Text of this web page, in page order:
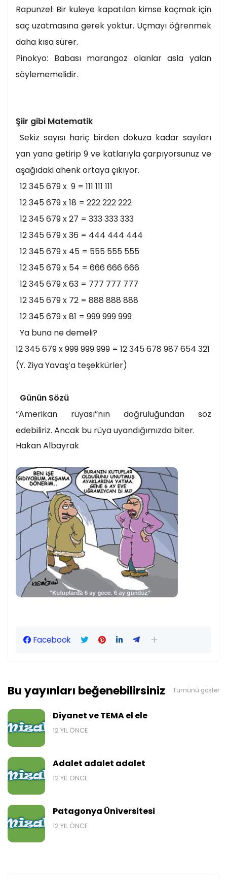
Rapunzel: Bir kuleye kapatılan kimse kaçmak için
saç uzatmasına gerek yoktur. Uçmayı öğrenmek
daha kısa sürer.
Pinokyo: Babası marangoz olanlar asla yalan
söylememelidir.
Şiir gibi Matematik
Sekiz sayısı hariç birden dokuza kadar sayıları
yan yana getirip 9 ve katlarıyla çarpıyorsunuz ve
aşağıdaki ahenk ortaya çıkıyor.
12 345 679 x 9 = 111 111 111
12 345 679 x 18 = 222 222 222
12 345 679 x 27 = 333 333 333
12 345 679 x 36 = 444 444 444
12 345 679 x 45 = 555 555 555
12 345 679 x 54 = 666 666 666
12 345 679 x 63 = 777 777 777
12 345 679 x 72 = 888 888 888
12 345 679 x 81 = 999 999 999
Ya buna ne demeli?
12 345 679 x 999 999 999 = 12 345 678 987 654 321
(Y. Ziya Yavaş’a teşekkürler)
Günün Sözü
“Amerikan rüyası”nın doğruluğundan söz
edebiliriz. Ancak bu rüya uyandığımızda biter.
Hakan Albayrak
Facebook
Bu yayınları beğenebilirsiniz Tümünü göster
Diyanet ve TEMA el ele
12 YIL ÖNCE
Adalet adalet adalet
12 YIL ÖNCE
Patagonya Üniversitesi
12 YIL ÖNCE